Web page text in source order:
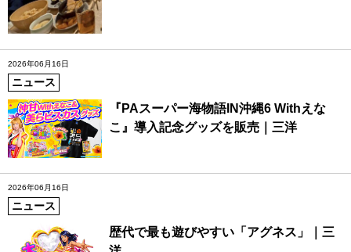
2026年06月16日
ニュース
『PAスーパー海物語IN沖縄6 Withえな
こ』導入記念グッズを販売｜三洋
2026年06月16日
ニュース
歴代で最も遊びやすい「アグネス」｜三